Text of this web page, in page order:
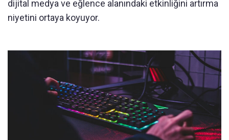
dijital medya ve eğlence alanındaki etkinliğini artırma
niyetini ortaya koyuyor.